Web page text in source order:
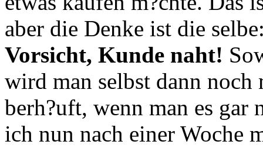
aber die Denke ist die
Vorsicht, Kunde naht!
wird man selbst dann
berh?uft, wenn man es gar
ich nun nach einer Woche